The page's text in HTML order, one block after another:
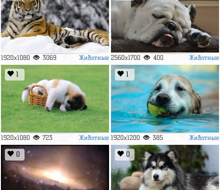
1920x1080 3069 Животные 2560x1700 400 Животные
1
1920x1080 723 Животные
1
1920x1200 385 Животные
0 0